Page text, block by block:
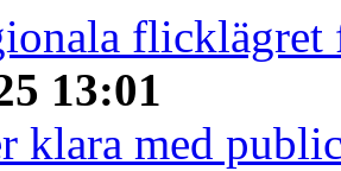
13:01
klara med